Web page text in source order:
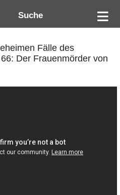
Suche
Fälle des
Der Frauenmörder von